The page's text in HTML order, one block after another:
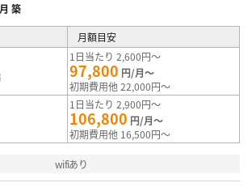
築
月額目安
1日当たり 2,600円～
97,800 円/月～
初期費用他 22,000円～
1日当たり 2,900円～
106,800 円/月～
初期費用他 16,500円～
wifiあり